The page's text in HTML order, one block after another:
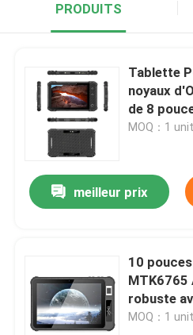
PRODUITS
Tablette
noyaux
de 8
scanner
MOQ：1
meilleur prix
10
MTK6765
robuste
MOQ：1